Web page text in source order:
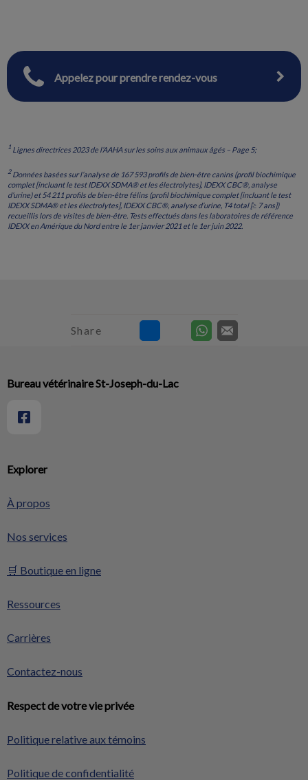
Appelez pour prendre rendez-vous
1 Lignes directrices 2023 de l’AAHA sur les soins aux animaux âgés – Page 5;
2 Données basées sur l’analyse de 167 593 profils de bien-être canins (profil biochimique
complet [incluant le test IDEXX SDMA® et les électrolytes], IDEXX CBC®, analyse
d’urine) et 54 211 profils de bien-être félins (profil biochimique complet [incluant le test
IDEXX SDMA® et les électrolytes], IDEXX CBC®, analyse d’urine, T4 total [≥ 7 ans])
recueillis lors de visites de bien-être. Tests effectués dans les laboratoires de référence
IDEXX en Amérique du Nord entre le 1er janvier 2021 et le 1er juin 2022.
Share
Explorer
À propos
Nos services
🛒 Boutique en ligne
Ressources
Carrières
Contactez-nous
Respect de votre vie privée
Politique relative aux témoins
Politique de confidentialité
Bureau vétérinaire St-Joseph-du-Lac